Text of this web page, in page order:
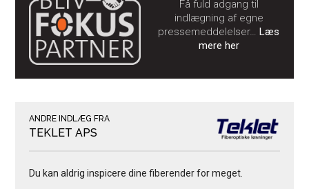
Få fuld adgang til
indlægning af egne
pressemeddelelser…Læs
mere her
ANDRE INDLÆG FRA
TEKLET APS
Du kan aldrig inspicere dine fiberender for meget.